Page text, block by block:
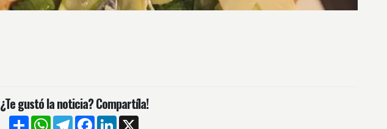
¿Te gustó la noticia? Compartíla!
CompartirWhatsApp
TelegramFacebook
LinkedIn